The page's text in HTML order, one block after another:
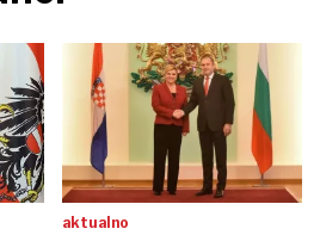
aktualno